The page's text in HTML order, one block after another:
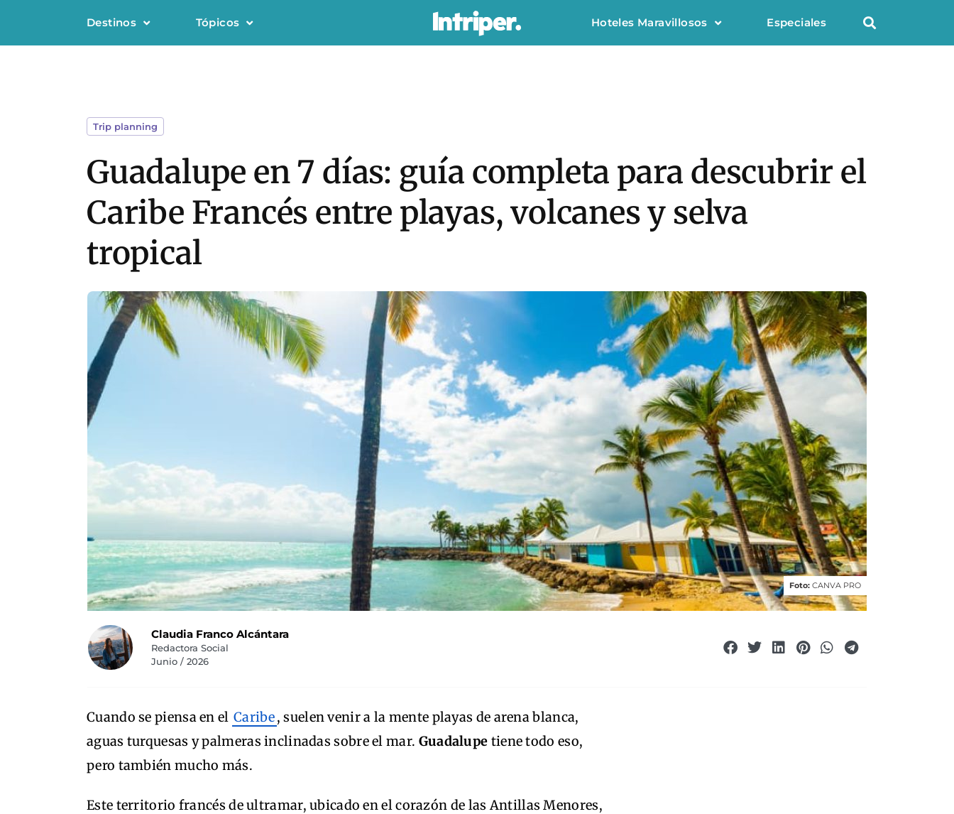
Destinos Tópicos Hoteles Maravillosos Especiales
Trip planning
Guadalupe en 7 días: guía completa para descubrir el
Caribe Francés entre playas, volcanes y selva
tropical
Foto: CANVA PRO
Claudia Franco Alcántara
Redactora Social
Junio / 2026
Cuando se piensa en el Caribe, suelen venir a la mente playas de arena blanca,
aguas turquesas y palmeras inclinadas sobre el mar. Guadalupe tiene todo eso,
pero también mucho más.
Este territorio francés de ultramar, ubicado en el corazón de las Antillas Menores,